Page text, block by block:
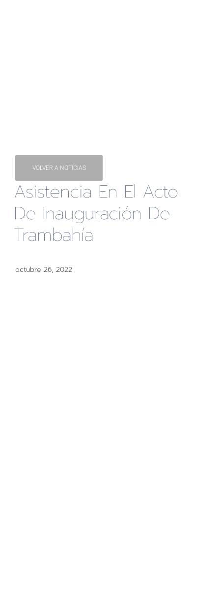
VOLVER A NOTICIAS
Asistencia En El Acto
De Inauguración De
Trambahía
octubre 26, 2022